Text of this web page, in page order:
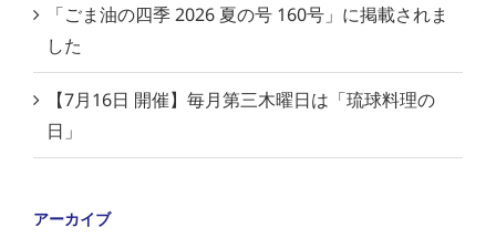
「ごま油の四季 2026 夏の号 160号」に掲載されま
した
【7月16日 開催】毎月第三木曜日は「琉球料理の
日」
アーカイブ